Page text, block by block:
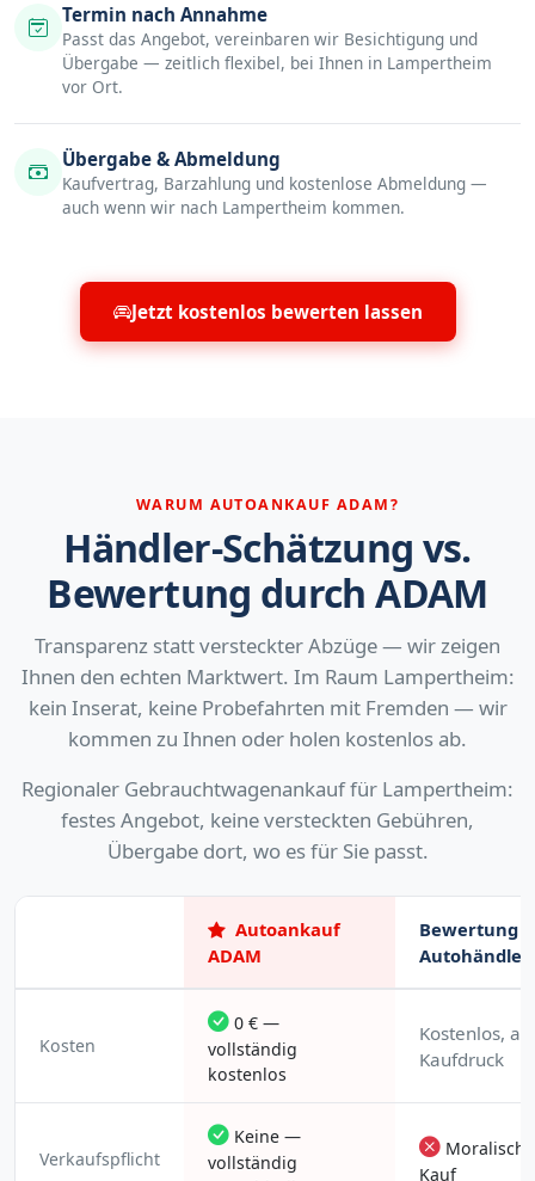
Termin nach Annahme
Passt das Angebot, vereinbaren wir Besichtigung und
Übergabe — zeitlich flexibel, bei Ihnen in Lampertheim
vor Ort.
Übergabe & Abmeldung
Kaufvertrag, Barzahlung und kostenlose Abmeldung —
auch wenn wir nach Lampertheim kommen.
Jetzt kostenlos bewerten lassen
WARUM AUTOANKAUF ADAM?
Händler-Schätzung vs.
Bewertung durch ADAM
Transparenz statt versteckter Abzüge — wir zeigen
Ihnen den echten Marktwert. Im Raum Lampertheim:
kein Inserat, keine Probefahrten mit Fremden — wir
kommen zu Ihnen oder holen kostenlos ab.
Regionaler Gebrauchtwagenankauf für Lampertheim:
festes Angebot, keine versteckten Gebühren,
Übergabe dort, wo es für Sie passt.
Autoankauf
ADAM
Bewertung
Autohändler
Kosten
0 € —
vollständig
kostenlos
Kostenlos,
Kaufdruck
Verkaufspflicht
Keine —
vollständig
Kauf